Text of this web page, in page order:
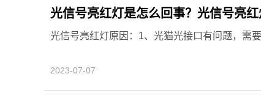
光信号亮红灯是怎么回事？光信号亮红
光信号亮红灯原因：1、光猫光接口有问题，需
2023-07-07